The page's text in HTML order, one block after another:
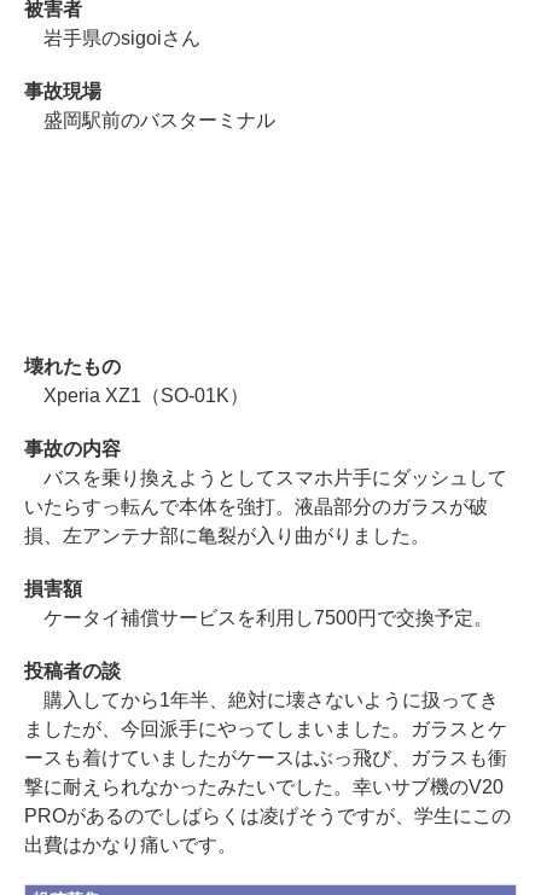
被害者
岩手県のsigoiさん
事故現場
盛岡駅前のバスターミナル
壊れたもの
Xperia XZ1（SO-01K）
事故の内容
バスを乗り換えようとしてスマホ片手にダッシュして
いたらすっ転んで本体を強打。液晶部分のガラスが破
損、左アンテナ部に亀裂が入り曲がりました。
損害額
ケータイ補償サービスを利用し7500円で交換予定。
投稿者の談
購入してから1年半、絶対に壊さないように扱ってき
ましたが、今回派手にやってしまいました。ガラスとケ
ースも着けていましたがケースはぶっ飛び、ガラスも衝
撃に耐えられなかったみたいでした。幸いサブ機のV20
PROがあるのでしばらくは凌げそうですが、学生にこの
出費はかなり痛いです。